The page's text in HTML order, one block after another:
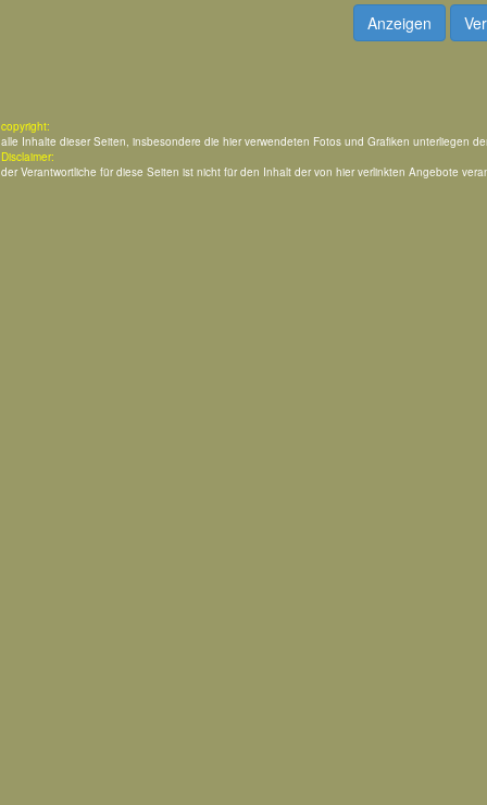
Anzeigen
copyright:
alle Inhalte dieser Seiten, insbesondere die hier verwendeten Fotos und Grafiken unterliegen
Disclaimer:
der Verantwortliche für diese Seiten ist nicht für den Inhalt der von hier verlinkten Angebote